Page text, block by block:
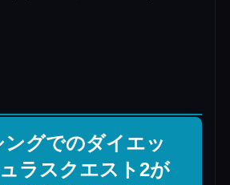
グでのダイエッ
ラスクエスト2が